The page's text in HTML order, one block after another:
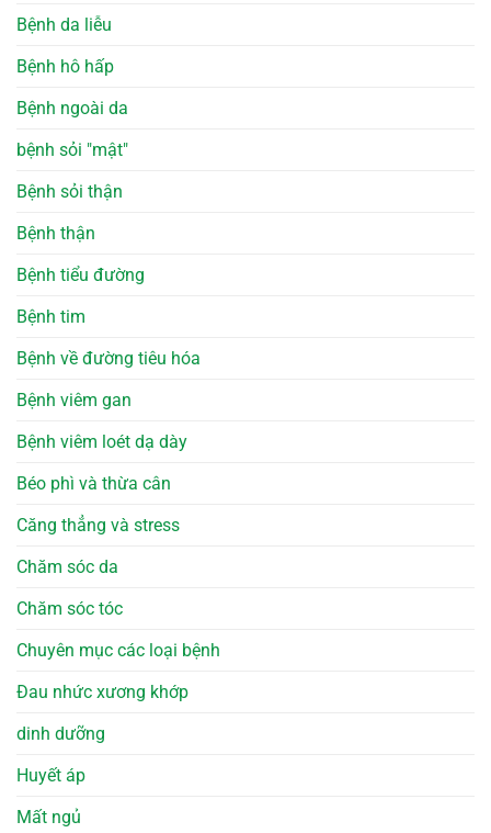
Bệnh da liễu
Bệnh hô hấp
Bệnh ngoài da
bệnh sỏi "mật"
Bệnh sỏi thận
Bệnh thận
Bệnh tiểu đường
Bệnh tim
Bệnh về đường tiêu hóa
Bệnh viêm gan
Bệnh viêm loét dạ dày
Béo phì và thừa cân
Căng thẳng và stress
Chăm sóc da
Chăm sóc tóc
Chuyên mục các loại bệnh
Đau nhức xương khớp
dinh dưỡng
Huyết áp
Mất ngủ